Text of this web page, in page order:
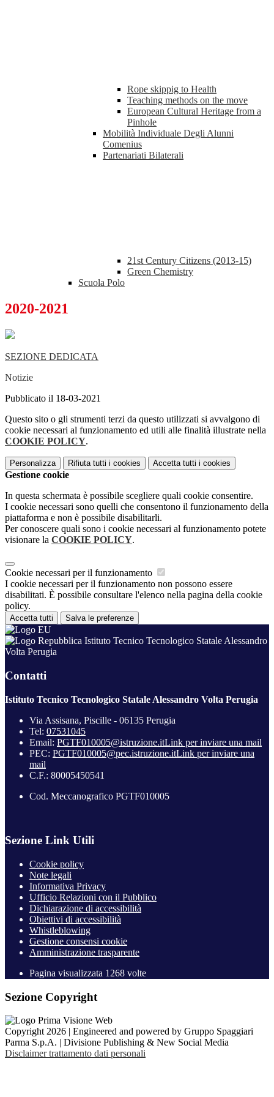
Rope skippig to Health
Teaching methods on the move
European Cultural Heritage from a
Pinhole
Mobilità Individuale Degli Alunni
Comenius
Partenariati Bilaterali
21st Century Citizens (2013-15)
Green Chemistry
Scuola Polo
2020-2021
SEZIONE DEDICATA
Notizie
Pubblicato il 18-03-2021
Questo sito o gli strumenti terzi da questo utilizzati si avvalgono di
cookie necessari al funzionamento ed utili alle finalità illustrate nella
COOKIE POLICY.
Personalizza Rifiuta tutti i cookies Accetta tutti i cookies
Gestione cookie
In questa schermata è possibile scegliere quali cookie consentire.
I cookie necessari sono quelli che consentono il funzionamento della
piattaforma e non è possibile disabilitarli.
Per conoscere quali sono i cookie necessari al funzionamento potete
visionare la COOKIE POLICY.
Cookie necessari per il funzionamento
I cookie necessari per il funzionamento non possono essere
disabilitati. È possibile consultare l'elenco nella pagina della cookie
policy.
Accetta tutti Salva le preferenze
Istituto Tecnico Tecnologico Statale Alessandro
Volta Perugia
Contatti
Istituto Tecnico Tecnologico Statale Alessandro Volta Perugia
Via Assisana, Piscille - 06135 Perugia
Tel: 07531045
Email: PGTF010005@istruzione.itLink per inviare una mail
PEC: PGTF010005@pec.istruzione.itLink per inviare una
mail
C.F.: 80005450541
Cod. Meccanografico PGTF010005
Sezione Link Utili
Cookie policy
Note legali
Informativa Privacy
Ufficio Relazioni con il Pubblico
Dichiarazione di accessibilità
Obiettivi di accessibilità
Whistleblowing
Gestione consensi cookie
Amministrazione trasparente
Pagina visualizzata 1268 volte
Sezione Copyright
Copyright 2026 | Engineered and powered by Gruppo Spaggiari
Parma S.p.A. | Divisione Publishing & New Social Media
Disclaimer trattamento dati personali